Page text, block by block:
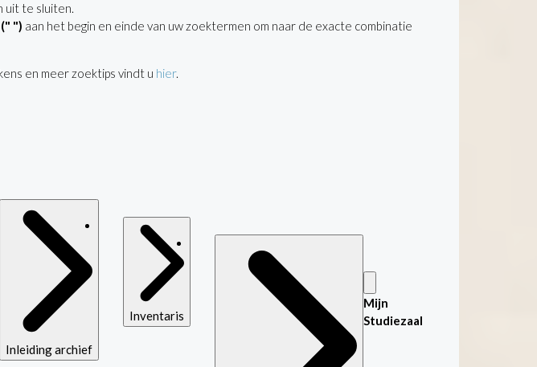
uit te sluiten.
") aan het begin en einde van uw zoektermen om naar de exacte combinatie
en meer zoektips vindt u hier.
Inleiding archief
Inventaris
Mijn
Studiezaal